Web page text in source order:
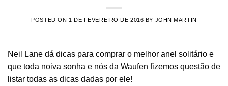
POSTED ON 1 DE FEVEREIRO DE 2016 BY JOHN MARTIN
Neil Lane dá dicas para comprar o melhor anel solitário e
que toda noiva sonha e nós da Waufen fizemos questão de
listar todas as dicas dadas por ele!